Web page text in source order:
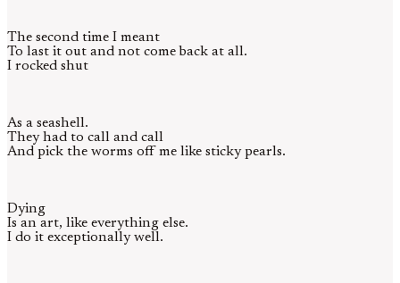
The second time I meant
To last it out and not come back at all.
I rocked shut
As a seashell.
They had to call and call
And pick the worms off me like sticky pearls.
Dying
Is an art, like everything else.
I do it exceptionally well.